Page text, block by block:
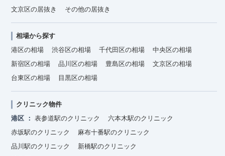
文京区の居抜き
その他の居抜き
相場から探す
港区の相場
渋谷区の相場 千代田区の相場
中央区の相場
新宿区の相場
品川区の相場 豊島区の相場
文京区の相場
台東区の相場
目黒区の相場
クリニック物件
港区
表参道駅のクリニック
六本木駅のクリニック
赤坂駅のクリニック
麻布十番駅のクリニック
品川駅のクリニック
新橋駅のクリニック